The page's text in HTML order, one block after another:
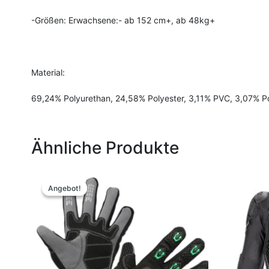
-Größen: Erwachsene:- ab 152 cm+, ab 48kg+
Material:
69,24% Polyurethan, 24,58% Polyester, 3,11% PVC, 3,07%
Ähnliche Produkte
Angebot!
Angebot!
war:
29,99 €
Preis
ist:
25,00 €.
mehrere
Varianten
Die
Optionen